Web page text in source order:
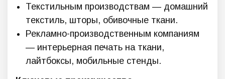
Текстильным производствам — домашний
текстиль, шторы, обивочные ткани.
Рекламно-производственным компаниям
— интерьерная печать на ткани,
лайтбоксы, мобильные стенды.